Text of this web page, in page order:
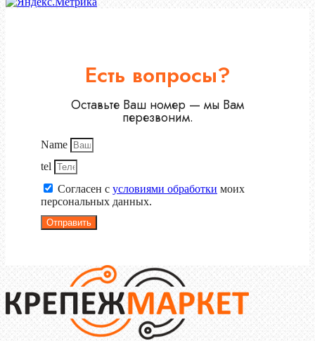
Есть вопросы?
Оставьте Ваш номер — мы Вам
перезвоним.
Name
tel
Согласен с условиями обработки моих
персональных данных.
Отправить